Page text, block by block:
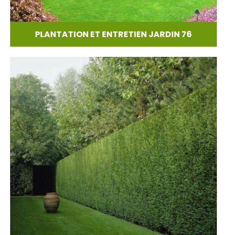
PLANTATION ET ENTRETIEN JARDIN 76